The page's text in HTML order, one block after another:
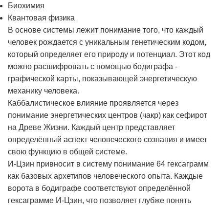
Биохимия
Квантовая физика
В основе системы лежит понимание того, что каждый
человек рождается с уникальным генетическим кодом,
который определяет его природу и потенциал. Этот код
можно расшифровать с помощью бодиграфа -
графической карты, показывающей энергетическую
механику человека.
Каббалистическое влияние проявляется через
понимание энергетических центров (чакр) как сефирот
на Древе Жизни. Каждый центр представляет
определённый аспект человеческого сознания и имеет
свою функцию в общей системе.
И-Цзин привносит в систему понимание 64 гексаграмм
как базовых архетипов человеческого опыта. Каждые
ворота в бодиграфе соответствуют определённой
гексаграмме И-Цзин, что позволяет глубже понять